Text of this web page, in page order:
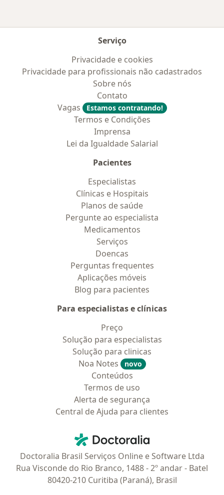
Serviço
Privacidade e cookies
Privacidade para profissionais não cadastrados
Sobre nós
Contato
Vagas
Estamos contratando!
Termos e Condições
Imprensa
Lei da Igualdade Salarial
Pacientes
Especialistas
Clínicas e Hospitais
Planos de saúde
Pergunte ao especialista
Medicamentos
Serviços
Doencas
Perguntas frequentes
Aplicações móveis
Blog para pacientes
Para especialistas e clínicas
Preço
Solução para especialistas
Solução para clinicas
Noa Notes
novo
Conteúdos
Termos de uso
Alerta de segurança
Central de Ajuda para clientes
Doctoralia - Homepage
Doctoralia Brasil Serviços Online e Software Ltda
Rua Visconde do Rio Branco, 1488 - 2º andar - Batel
80420-210 Curitiba (Paraná), Brasil